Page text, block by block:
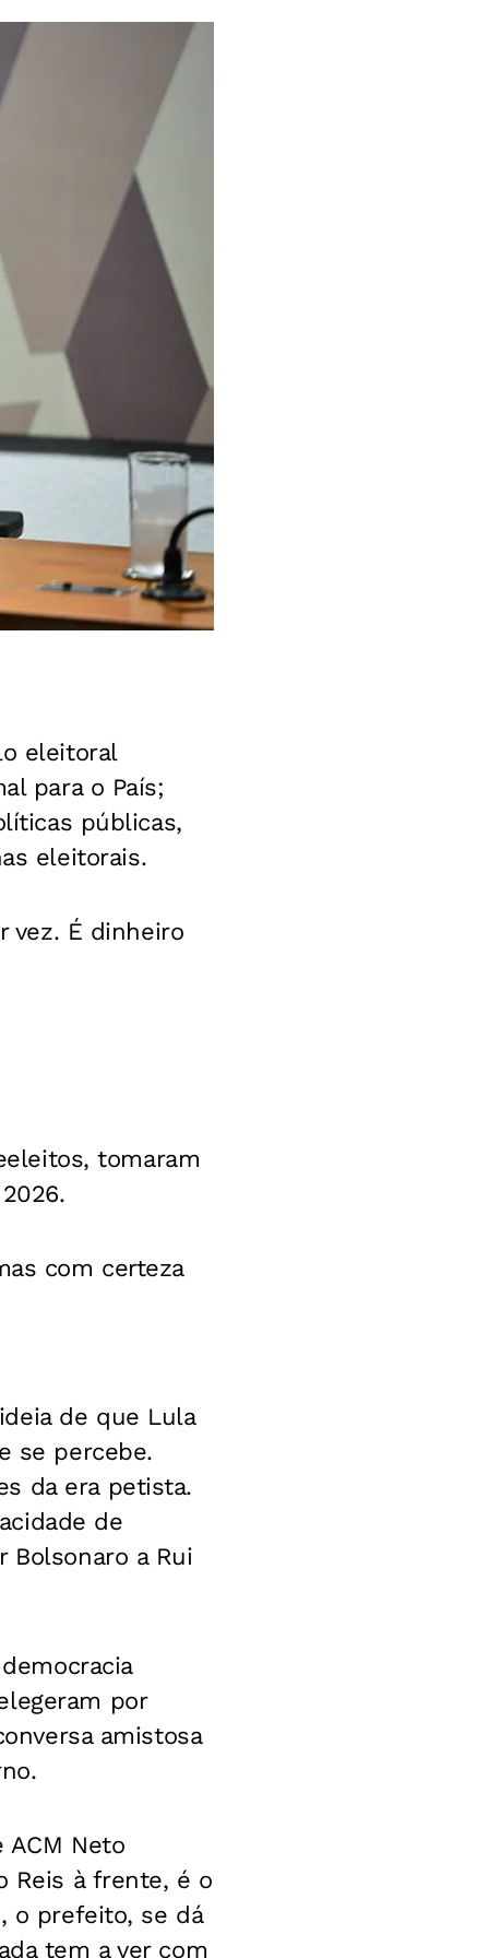
eleitoral
para o País;
públicas,
eleitorais.
vez. É dinheiro
tomaram
com certeza
de que Lula
se percebe.
da era petista.
de
Bolsonaro a Rui
por
amistosa
ACM Neto
Reis à frente, é o
o prefeito, se dá
tem a ver com